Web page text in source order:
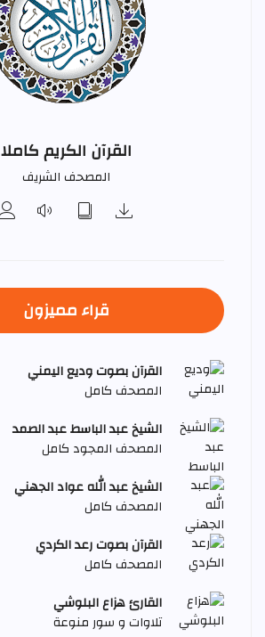
القرآن الكريم كاملا
المصحف الشريف
قراء مميزون
القرآن بصوت وديع اليمني
المصحف كامل
الشيخ عبد الباسط عبد الصمد
المصحف المجود كامل
الشيخ عبد الله عواد الجهني
المصحف كامل
القرآن بصوت رعد الكردي
المصحف كامل
القارئ هزاع البلوشي
تلاوات و سور منوعة